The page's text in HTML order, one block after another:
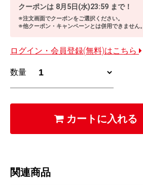
クーポンは 8月5日(水)23:59 まで！
※注文画面でクーポンをご選択ください。
※他クーポン・キャンペーンとは併用できません。
ログイン・会員登録(無料)はこちら
数量
カートに入れる
関連商品